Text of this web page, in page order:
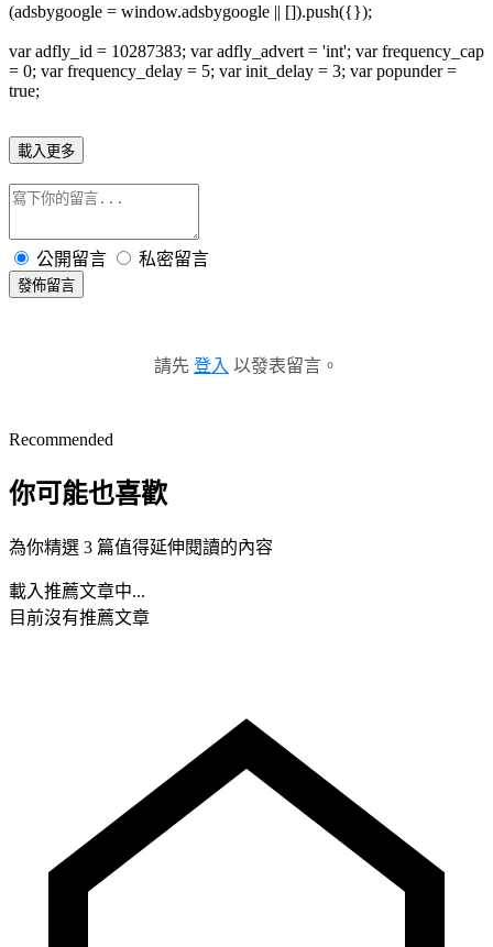
(adsbygoogle = window.adsbygoogle || []).push({});
var adfly_id = 10287383; var adfly_advert = 'int'; var frequency_cap
= 0; var frequency_delay = 5; var init_delay = 3; var popunder =
true;
載入更多
公開留言 私密留言
發佈留言
請先 登入 以發表留言。
Recommended
你可能也喜歡
為你精選 3 篇值得延伸閱讀的內容
載入推薦文章中...
目前沒有推薦文章